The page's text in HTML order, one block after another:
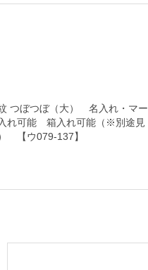
つぼつぼ（大） 名入れ・マー
れ可能 箱入れ可能（※別途見
【ウ079-137】